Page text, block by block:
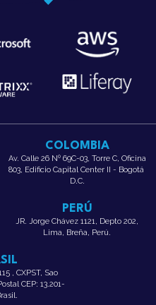
COLOMBIA
Av. Calle 26 Nº 69C-03, Torre C, Oficina
803, Edificio Capital Center II - Bogotá
D.C.
PERÚ
JR. Jorge Chávez 1121, Depto 202,
Lima, Breña, Perú.
, CXPST, Sao
CEP: 13.201-